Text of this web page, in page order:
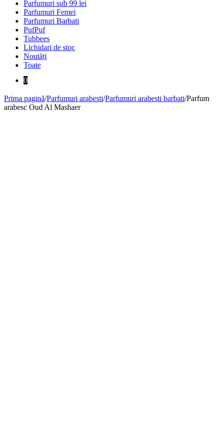
Parfumuri sub 99 lei
Parfumuri Femei
Parfumuri Barbati
PufPuf
Tubbees
Lichidari de stoc
Noutăți
Toate
0
Prima pagină/Parfumuri arabesti/Parfumuri arabesti barbati/Parfum
arabesc Oud Al Mashaer